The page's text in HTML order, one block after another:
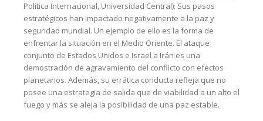
Política Internacional, Universidad Central): Sus pasos
estratégicos han impactado negativamente a la paz y
seguridad mundial. Un ejemplo de ello es la forma de
enfrentar la situación en el Medio Oriente. El ataque
conjunto de Estados Unidos e Israel a Irán es una
demostración de agravamiento del conflicto con efectos
planetarios. Además, su errática conducta refleja que no
posee una estrategia de salida que de viabilidad a un alto el
fuego y más se aleja la posibilidad de una paz estable.